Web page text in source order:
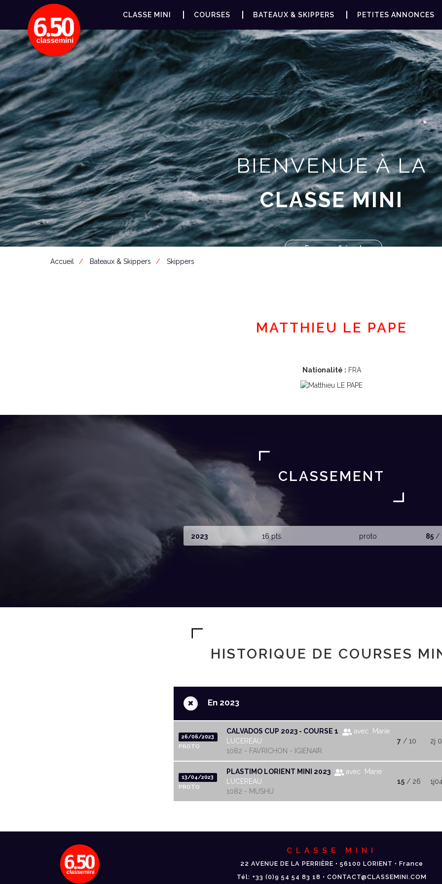
CLASSE MINI COURSES BATEAUX & SKIPPERS PETITES ANNONCES
BIENVENUE À LA
CLASSE MINI
Espace adhérent
Accueil
Bateaux & Skippers Skippers
MATTHIEU LE PAPE
Nationalité : FRA
CLASSEMENT
2023 16 pts. proto 85 /
HISTORIQUE DE COURSES
+ En 2023
26/06/2023
PROTO
CALVADOS CUP 2023 - COURSE 1
avec Marie
LUCEREAU
1082 - FAVRICHON - IGIENAIR
7 / 10 2j
13/04/2023
PROTO
PLASTIMO LORIENT MINI 2023
avec Marie
LUCEREAU
1082 - MUSHU
15 / 26
CLASSE MINI
22 AVENUE DE LA PERRIÈRE • 56100 LORIENT • France
Tél: +33 (0)9 54 54 83 18 • CONTACT@CLASSEMINI.COM